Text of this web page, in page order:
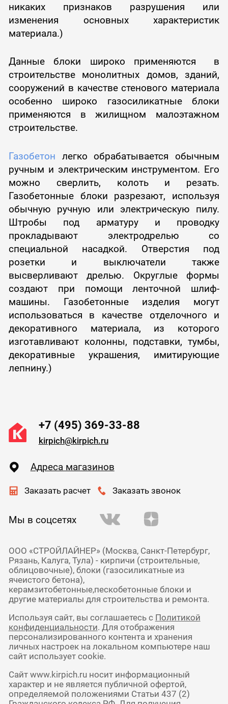
никаких признаков разрушения или
изменения основных характеристик
материала.)
Данные блоки широко применяются в
строительстве монолитных домов, зданий,
сооружений в качестве стенового материала
особенно широко газосиликатные блоки
применяются в жилищном малоэтажном
строительстве.
Газобетон легко обрабатывается обычным
ручным и электрическим инструментом. Его
можно сверлить, колоть и резать.
Газобетонные блоки разрезают, используя
обычную ручную или электрическую пилу.
Штробы под арматуру и проводку
прокладывают электродрелью со
специальной насадкой. Отверстия под
розетки и выключатели также
высверливают дрелью. Округлые формы
создают при помощи ленточной шлиф-
машины. Газобетонные изделия могут
использоваться в качестве отделочного и
декоративного материала, из которого
изготавливают колонны, подставки, тумбы,
декоративные украшения, имитирующие
лепнину.)
+7 (495) 369-33-88
kirpich@kirpich.ru
Адреса магазинов
Заказать расчет Заказать звонок
Мы в соцсетях
ООО «СТРОЙЛАЙНЕР» (Москва, Санкт-Петербург,
Рязань, Калуга, Тула) - кирпичи (строительные,
облицовочные), блоки (газосиликатные из
ячеистого бетона),
керамзитобетонные,пескобетонные блоки и
другие материалы для строительства и ремонта.
Используя сайт, вы соглашаетесь с Политикой
конфиденциальности. Для отображения
персонализированного контента и хранения
личных настроек на локальном компьютере наш
сайт использует cookie.
Сайт www.kirpich.ru носит информационный
характер и не является публичной офертой,
определяемой положениями Статьи 437 (2)